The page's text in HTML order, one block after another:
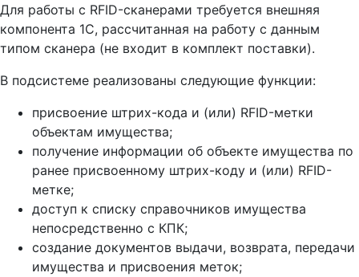
Для работы с RFID-сканерами требуется внешняя
компонента 1С, рассчитанная на работу с данным
типом сканера (не входит в комплект поставки).
В подсистеме реализованы следующие функции:
присвоение штрих-кода и (или) RFID-метки
объектам имущества;
получение информации об объекте имущества по
ранее присвоенному штрих-коду и (или) RFID-
метке;
доступ к списку справочников имущества
непосредственно с КПК;
создание документов выдачи, возврата, передачи
имущества и присвоения меток;